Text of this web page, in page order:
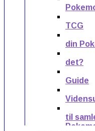
TCG
din
det?
Guide
til